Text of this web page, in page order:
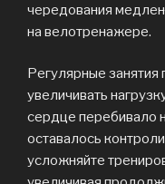
чередования
на велотренажере.
Регулярные занятия
увеличивать
сердце перебивало
оставалось
усложняйте